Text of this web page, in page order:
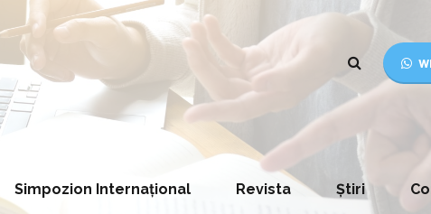
Simpozion Internațional Revista Știri